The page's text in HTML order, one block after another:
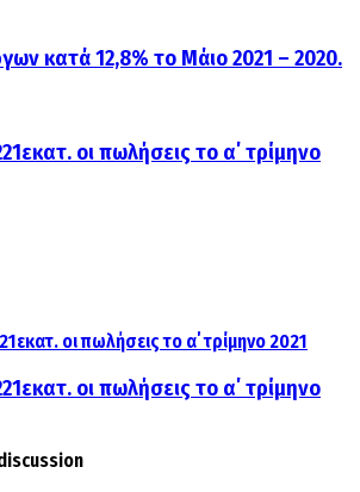
κατά 12,8% το Μάιο 2021 – 2020.
οι πωλήσεις το α΄ τρίμηνο
οι πωλήσεις το α΄ τρίμηνο